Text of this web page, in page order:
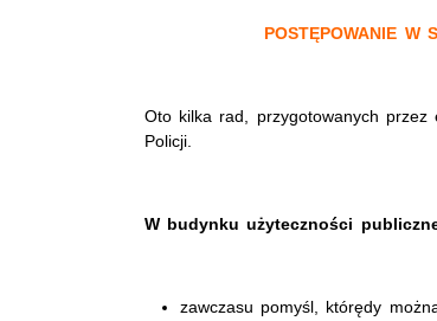
POSTĘPOWANIE W
Oto kilka rad, przygotowanych przez
Policji.
W budynku użyteczności
zawczasu pomyśl, którędy